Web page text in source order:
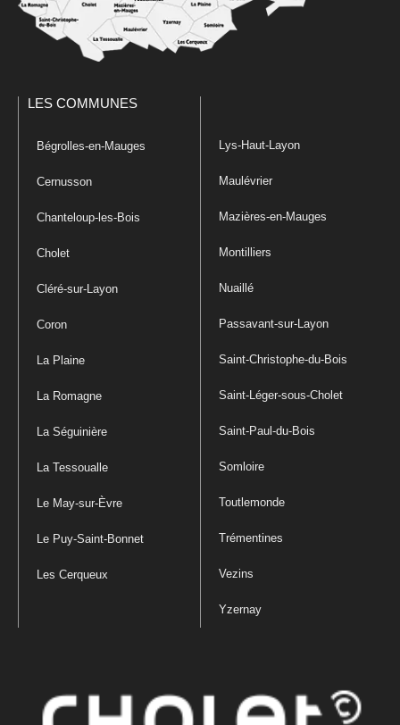
LES COMMUNES
Bégrolles-en-Mauges
Cernusson
Chanteloup-les-Bois
Cholet
Cléré-sur-Layon
Coron
La Plaine
La Romagne
La Séguinière
La Tessoualle
Le May-sur-Èvre
Le Puy-Saint-Bonnet
Les Cerqueux
Lys-Haut-Layon
Maulévrier
Mazières-en-Mauges
Montilliers
Nuaillé
Passavant-sur-Layon
Saint-Christophe-du-Bois
Saint-Léger-sous-Cholet
Saint-Paul-du-Bois
Somloire
Toutlemonde
Trémentines
Vezins
Yzernay